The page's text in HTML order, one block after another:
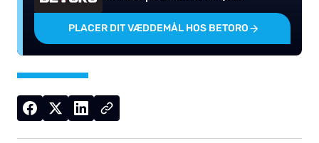
PLACER DIT VÆDDEMÅL HOS BETORO